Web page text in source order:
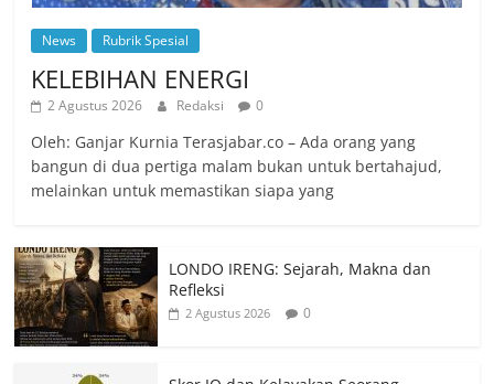
News Rubrik Spesial
KELEBIHAN ENERGI
2 Agustus 2026 Redaksi 0
Oleh: Ganjar Kurnia Terasjabar.co – Ada orang yang
bangun di dua pertiga malam bukan untuk bertahajud,
melainkan untuk memastikan siapa yang
LONDO IRENG: Sejarah, Makna dan
Refleksi
2 Agustus 2026 0